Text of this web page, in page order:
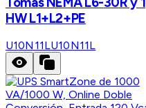
HW L1+L2+PE
U10N11LU10N11L